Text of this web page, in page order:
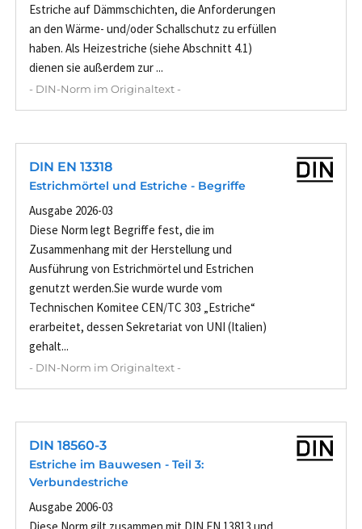
Estriche auf Dämmschichten, die Anforderungen
an den Wärme- und/oder Schallschutz zu erfüllen
haben. Als Heizestriche (siehe Abschnitt 4.1)
dienen sie außerdem zur ...
- DIN-Norm im Originaltext -
DIN EN 13318
Estrichmörtel und Estriche - Begriffe
Ausgabe 2026-03
Diese Norm legt Begriffe fest, die im
Zusammenhang mit der Herstellung und
Ausführung von Estrichmörtel und Estrichen
genutzt werden.Sie wurde wurde vom
Technischen Komitee CEN/TC 303 „Estriche“
erarbeitet, dessen Sekretariat von UNI (Italien)
gehalt...
- DIN-Norm im Originaltext -
DIN 18560-3
Estriche im Bauwesen - Teil 3:
Verbundestriche
Ausgabe 2006-03